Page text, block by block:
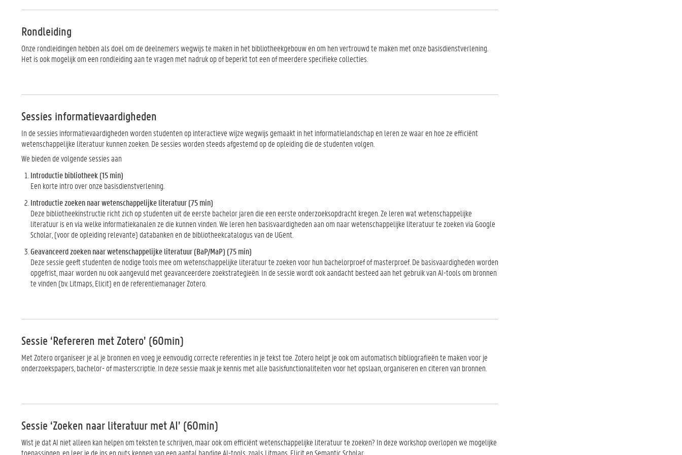
Rondleiding
Onze rondleidingen hebben als doel om de deelnemers wegwijs te maken in het bibliotheekgebouw en om hen vertrouwd te maken met onze basisdienstverlening.
Het is ook mogelijk om een rondleiding aan te vragen met nadruk op of beperkt tot een of meerdere specifieke collecties.
Sessies informatievaardigheden
In de sessies informatievaardigheden worden studenten op interactieve wijze wegwijs gemaakt in het informatielandschap en leren ze waar en hoe ze efficiënt
wetenschappelijke literatuur kunnen zoeken. De sessies worden steeds afgestemd op de opleiding die de studenten volgen.
We bieden de volgende sessies aan
Introductie bibliotheek (15 min)
Een korte intro over onze basisdienstverlening.
Introductie zoeken naar wetenschappelijke literatuur (75 min)
Deze bibliotheekinstructie richt zich op studenten uit de eerste bachelor jaren die een eerste onderzoeksopdracht kregen. Ze leren wat wetenschappelijke
literatuur is en via welke informatiekanalen ze die kunnen vinden. We leren hen basisvaardigheden aan om naar wetenschappelijke literatuur te zoeken via Google
Scholar, (voor de opleiding relevante) databanken en de bibliotheekcatalogus van de UGent.
Geavanceerd zoeken naar wetenschappelijke literatuur (BaP/MaP) (75 min)
Deze sessie geeft studenten de nodige tools mee om wetenschappelijke literatuur te zoeken voor hun bachelorproef of masterproef. De basisvaardigheden worden
opgefrist, maar worden nu ook aangevuld met geavanceerdere zoekstrategieën. In de sessie wordt ook aandacht besteed aan het gebruik van AI-tools om bronnen
te vinden (bv. Litmaps, Elicit) en de referentiemanager Zotero.
Sessie ‘Refereren met Zotero’ (60min)
Met Zotero organiseer je al je bronnen en voeg je eenvoudig correcte referenties in je tekst toe. Zotero helpt je ook om automatisch bibliografieën te maken voor je
onderzoekspapers, bachelor- of masterscriptie. In deze sessie maak je kennis met alle basisfunctionaliteiten voor het opslaan, organiseren en citeren van bronnen.
Sessie ‘Zoeken naar literatuur met AI’ (60min)
Wist je dat AI niet alleen kan helpen om teksten te schrijven, maar ook om efficiënt wetenschappelijke literatuur te zoeken? In deze workshop overlopen we mogelijke
toepassingen, en leer je de ins en outs kennen van een aantal handige AI-tools, zoals Litmaps, Elicit en Semantic Scholar.